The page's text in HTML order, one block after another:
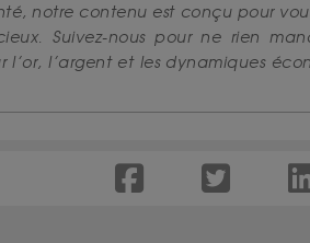
notre contenu est conçu pour
Suivez-nous pour ne rien
l’or, l’argent et les dynamiques